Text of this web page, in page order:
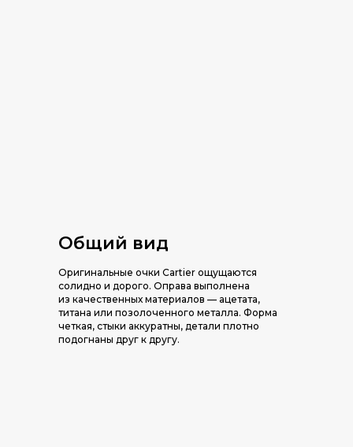
Оригинальные очки Cartier ощущаются
солидно и дорого. Оправа выполнена
из качественных материалов — ацетата,
титана или позолоченного металла. Форма
четкая, стыки аккуратны, детали плотно
подогнаны друг к другу.
Общий вид